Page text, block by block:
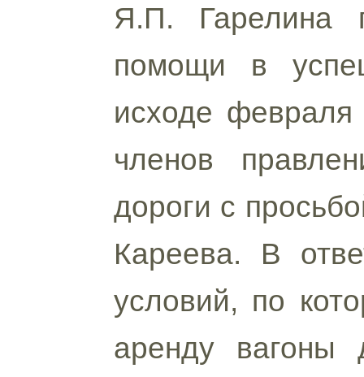
Я.П. Гарелина
помощи в
исходе
членов
дороги с
Кареева. В
условий, по
аренду вагоны